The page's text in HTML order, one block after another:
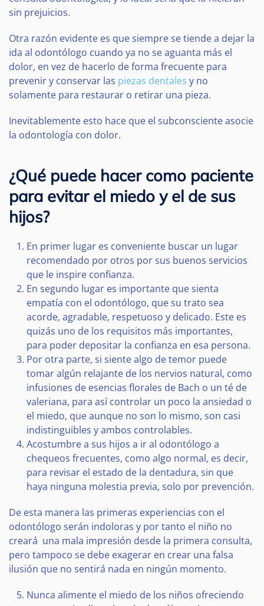
sin prejuicios.
Otra razón evidente es que siempre se tiende a dejar la
ida al odontólogo cuando ya no se aguanta más el
dolor, en vez de hacerlo de forma frecuente para
prevenir y conservar las piezas dentales y no
solamente para restaurar o retirar una pieza.
Inevitablemente esto hace que el subconsciente asocie
la odontología con dolor.
¿Qué puede hacer como paciente
para evitar el miedo y el de sus
hijos?
En primer lugar es conveniente buscar un lugar
recomendado por otros por sus buenos servicios
que le inspire confianza.
En segundo lugar es importante que sienta
empatía con el odontólogo, que su trato sea
acorde, agradable, respetuoso y delicado. Este es
quizás uno de los requisitos más importantes,
para poder depositar la confianza en esa persona.
Por otra parte, si siente algo de temor puede
tomar algún relajante de los nervios natural, como
infusiones de esencias florales de Bach o un té de
valeriana, para así controlar un poco la ansiedad o
el miedo, que aunque no son lo mismo, son casi
indistinguibles y ambos controlables.
Acostumbre a sus hijos a ir al odontólogo a
chequeos frecuentes, como algo normal, es decir,
para revisar el estado de la dentadura, sin que
haya ninguna molestia previa, solo por prevención.
De esta manera las primeras experiencias con el
odontólogo serán indoloras y por tanto el niño no
creará una mala impresión desde la primera consulta,
pero tampoco se debe exagerar en crear una falsa
ilusión que no sentirá nada en ningún momento.
Nunca alimente el miedo de los niños ofreciendo